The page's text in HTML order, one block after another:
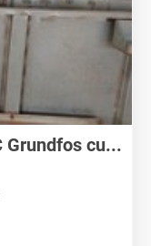
Grundfos cu...